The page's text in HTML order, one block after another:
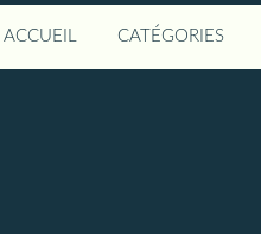
ACCUEIL CATÉGORIES